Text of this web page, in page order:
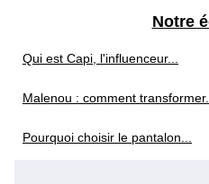
Notre
Qui est Capi, l'influenceur...
Malenou : comment
Pourquoi choisir le pantalon...